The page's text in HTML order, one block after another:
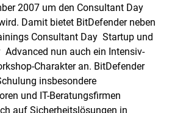
2007 um den Consultant Day 
Damit bietet BitDefender neben
Consultant Day  Startup und
Advanced nun auch ein Intensiv-
Charakter an. BitDefender
insbesondere
und IT-Beratungsfirmen
auf Sicherheitslösungen in